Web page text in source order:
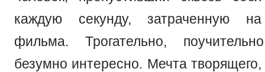
каждую секунду, затраченную на
фильма. Трогательно,
безумно интересно. Мечта творящего,